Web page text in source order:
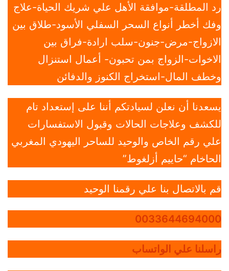
رد المطلقة-موافقة الأهل علي شريك الحياة-علاج
وفك أخطر أنواع السحر السفلي الأسود-طلاق بين
الازواج-مرض-جنون-سلب ارادة-فراق بين
الاخوات-الزواج بمن تحبون- أعمال استنزال
وخطف المال-استخراج الكنوز والدفائن
يسعدنا أن نعلن لسيادتكم أننا على إستعداد تام
للكشف وعلاجات الحالات وقبول الاستفسارات
علي رقم الخاص والوحيد للساحر اليهودي المغربي
الحاخام “حاييم أزلغوط”
قم بالاتصال بنا علي رقمنا الوحيد
0033644694000
راسلنا علي الواتساب